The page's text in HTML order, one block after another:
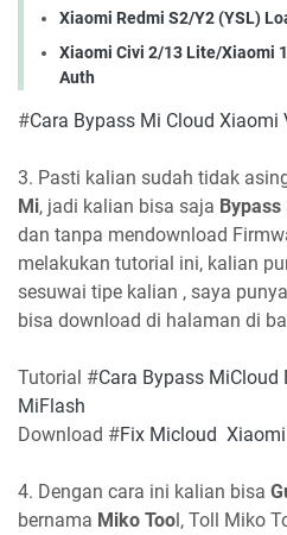
Xiaomi Redmi S2/Y2 (YSL)
Xiaomi Civi 2/13 Lite/Xiaomi
Auth
#Cara Bypass Mi Cloud Xiaomi
3. Pasti kalian sudah tidak
Mi, jadi kalian bisa saja Bypass
dan tanpa mendownload
melakukan tutorial ini, kalian
sesuwai tipe kalian , saya punya
bisa download di halaman di
Tutorial #Cara Bypass
MiFlash
Download #Fix Micloud
4. Dengan cara ini kalian bisa
bernama Miko Tool, Toll Miko